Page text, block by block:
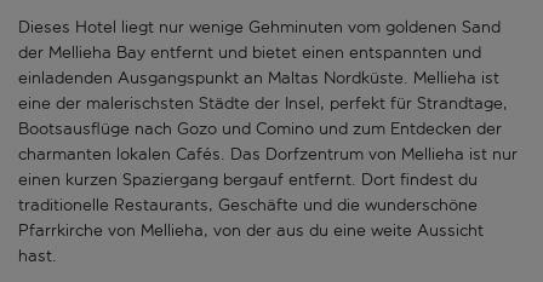
Dieses Hotel liegt nur wenige Gehminuten vom goldenen Sand
der Mellieha Bay entfernt und bietet einen entspannten und
einladenden Ausgangspunkt an Maltas Nordküste. Mellieha ist
eine der malerischsten Städte der Insel, perfekt für Strandtage,
Bootsausflüge nach Gozo und Comino und zum Entdecken der
charmanten lokalen Cafés. Das Dorfzentrum von Mellieha ist nur
einen kurzen Spaziergang bergauf entfernt. Dort findest du
traditionelle Restaurants, Geschäfte und die wunderschöne
Pfarrkirche von Mellieha, von der aus du eine weite Aussicht
hast.